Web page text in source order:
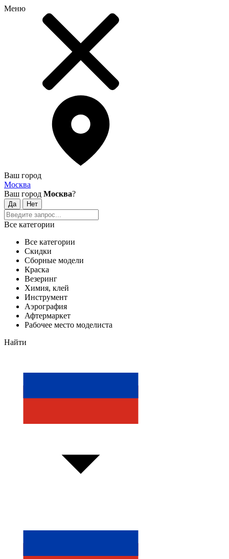
Меню
Ваш город
Москва
Ваш город Москва?
Все категории
Все категории
Скидки
Сборные модели
Краска
Везеринг
Химия, клей
Инструмент
Аэрография
Афтермаркет
Рабочее место моделиста
Найти